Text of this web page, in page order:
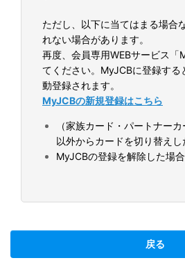
ただし、以下に当てはまる場合
れない場合があります。
再度、会員専用WEBサービス「
てください。MyJCBに登録する
動登録されます。
MyJCBの新規登録はこちら
（家族カード・パートナー
以外からカードを切り替えし
MyJCBの登録を解除した場合
戻る